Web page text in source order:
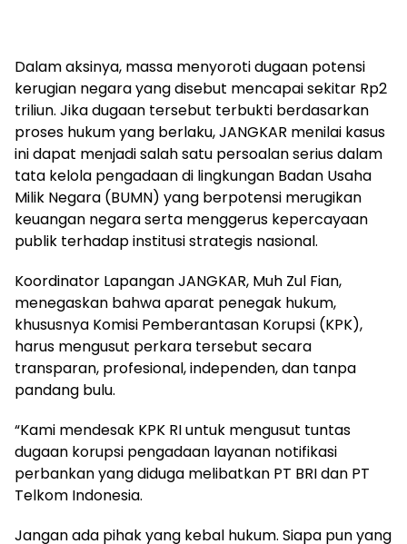
Dalam aksinya, massa menyoroti dugaan potensi
kerugian negara yang disebut mencapai sekitar Rp2
triliun. Jika dugaan tersebut terbukti berdasarkan
proses hukum yang berlaku, JANGKAR menilai kasus
ini dapat menjadi salah satu persoalan serius dalam
tata kelola pengadaan di lingkungan Badan Usaha
Milik Negara (BUMN) yang berpotensi merugikan
keuangan negara serta menggerus kepercayaan
publik terhadap institusi strategis nasional.
Koordinator Lapangan JANGKAR, Muh Zul Fian,
menegaskan bahwa aparat penegak hukum,
khususnya Komisi Pemberantasan Korupsi (KPK),
harus mengusut perkara tersebut secara
transparan, profesional, independen, dan tanpa
pandang bulu.
“Kami mendesak KPK RI untuk mengusut tuntas
dugaan korupsi pengadaan layanan notifikasi
perbankan yang diduga melibatkan PT BRI dan PT
Telkom Indonesia.
Jangan ada pihak yang kebal hukum. Siapa pun yang